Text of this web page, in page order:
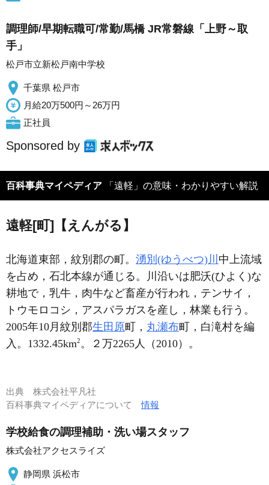
調理師/早期転職可/常勤/馬橋 JR常磐線「上野～取
手」
松戸市立新松戸南中学校
千葉県 松戸市
月給20万500円～26万円
正社員
Sponsored by
百科事典マイペディア 「遠軽」の意味・わかりやすい解説
遠軽[町]【えんがる】
北海道東部，紋別郡の町。 湧別(ゆうべつ)川 中上流域
を占め，石北本線が通じる。川沿いは肥沃(ひよく)な
耕地で，乳牛，肉牛など畜産が行われ，テンサイ，
トウモロコシ，アスパラガスを産し，林業も行う。
2005年10月紋別郡生田原町， 丸瀬布町，白滝村を編
入。1332.45km2 。２万2265人（2010）。
出典 株式会社平凡社
百科事典マイペディアについて情報
学校給食の調理補助・洗い場スタッフ
株式会社アクセスライズ
静岡県 浜松市